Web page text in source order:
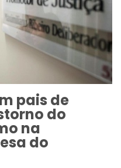
pais de
do
na
do